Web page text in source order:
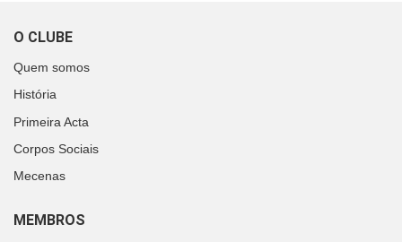
O CLUBE
Quem somos
História
Primeira Acta
Corpos Sociais
Mecenas
MEMBROS